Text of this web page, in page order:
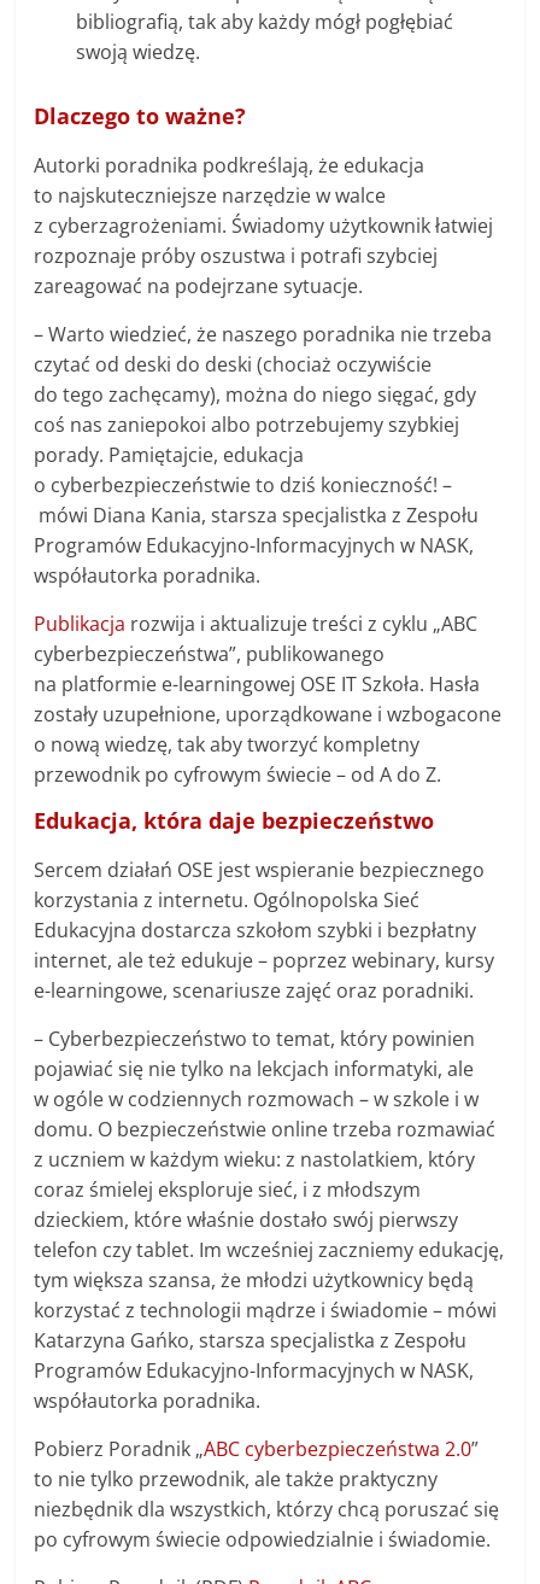
bibliografią, tak aby każdy mógł pogłębiać
swoją wiedzę.
Dlaczego to ważne?
Autorki poradnika podkreślają, że edukacja
to najskuteczniejsze narzędzie w walce
z cyberzagrożeniami. Świadomy użytkownik łatwiej
rozpoznaje próby oszustwa i potrafi szybciej
zareagować na podejrzane sytuacje.
– Warto wiedzieć, że naszego poradnika nie trzeba
czytać od deski do deski (chociaż oczywiście
do tego zachęcamy), można do niego sięgać, gdy
coś nas zaniepokoi albo potrzebujemy szybkiej
porady. Pamiętajcie, edukacja
o cyberbezpieczeństwie to dziś konieczność! –
mówi Diana Kania, starsza specjalistka z Zespołu
Programów Edukacyjno-Informacyjnych w NASK,
współautorka poradnika.
Publikacja rozwija i aktualizuje treści z cyklu „ABC
cyberbezpieczeństwa”, publikowanego
na platformie e-learningowej OSE IT Szkoła. Hasła
zostały uzupełnione, uporządkowane i wzbogacone
o nową wiedzę, tak aby tworzyć kompletny
przewodnik po cyfrowym świecie – od A do Z.
Edukacja, która daje bezpieczeństwo
Sercem działań OSE jest wspieranie bezpiecznego
korzystania z internetu. Ogólnopolska Sieć
Edukacyjna dostarcza szkołom szybki i bezpłatny
internet, ale też edukuje – poprzez webinary, kursy
e-learningowe, scenariusze zajęć oraz poradniki.
– Cyberbezpieczeństwo to temat, który powinien
pojawiać się nie tylko na lekcjach informatyki, ale
w ogóle w codziennych rozmowach – w szkole i w
domu. O bezpieczeństwie online trzeba rozmawiać
z uczniem w każdym wieku: z nastolatkiem, który
coraz śmielej eksploruje sieć, i z młodszym
dzieckiem, które właśnie dostało swój pierwszy
telefon czy tablet. Im wcześniej zaczniemy edukację,
tym większa szansa, że młodzi użytkownicy będą
korzystać z technologii mądrze i świadomie – mówi
Katarzyna Gańko, starsza specjalistka z Zespołu
Programów Edukacyjno-Informacyjnych w NASK,
współautorka poradnika.
Pobierz Poradnik „ABC cyberbezpieczeństwa 2.0”
to nie tylko przewodnik, ale także praktyczny
niezbędnik dla wszystkich, którzy chcą poruszać się
po cyfrowym świecie odpowiedzialnie i świadomie.